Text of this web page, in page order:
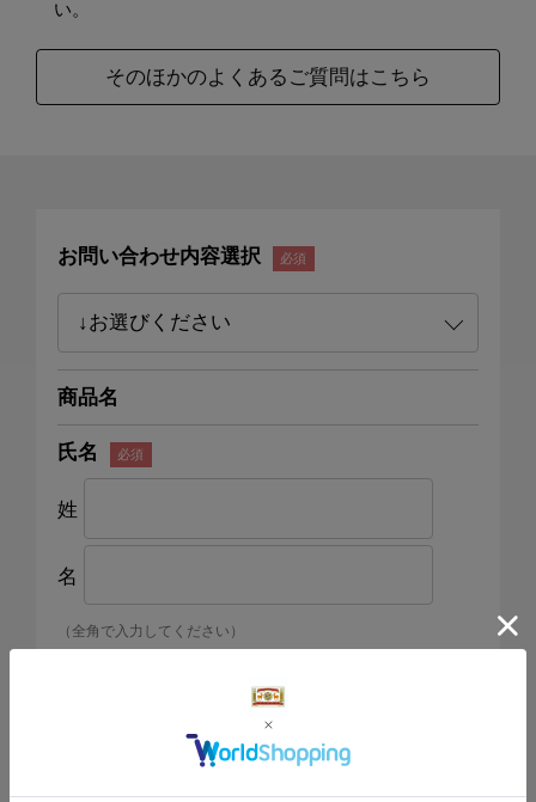
い。
そのほかのよくあるご質問はこちら
お問い合わせ内容選択
商品名
氏名
姓
名
（全角で入力してください）